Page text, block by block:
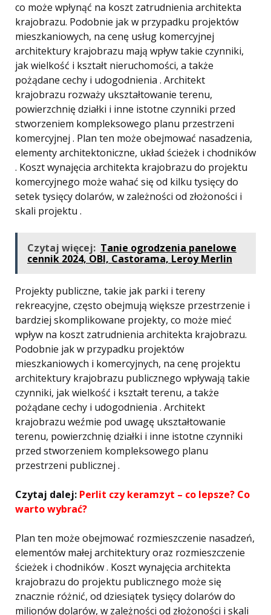
co może wpłynąć na koszt zatrudnienia architekta
krajobrazu. Podobnie jak w przypadku projektów
mieszkaniowych, na cenę usług komercyjnej
architektury krajobrazu mają wpływ takie czynniki,
jak wielkość i kształt nieruchomości, a także
pożądane cechy i udogodnienia . Architekt
krajobrazu rozważy ukształtowanie terenu,
powierzchnię działki i inne istotne czynniki przed
stworzeniem kompleksowego planu przestrzeni
komercyjnej . Plan ten może obejmować nasadzenia,
elementy architektoniczne, układ ścieżek i chodników
. Koszt wynajęcia architekta krajobrazu do projektu
komercyjnego może wahać się od kilku tysięcy do
setek tysięcy dolarów, w zależności od złożoności i
skali projektu .
Czytaj więcej: Tanie ogrodzenia panelowe
cennik 2024, OBI, Castorama, Leroy Merlin
Projekty publiczne, takie jak parki i tereny
rekreacyjne, często obejmują większe przestrzenie i
bardziej skomplikowane projekty, co może mieć
wpływ na koszt zatrudnienia architekta krajobrazu.
Podobnie jak w przypadku projektów
mieszkaniowych i komercyjnych, na cenę projektu
architektury krajobrazu publicznego wpływają takie
czynniki, jak wielkość i kształt terenu, a także
pożądane cechy i udogodnienia . Architekt
krajobrazu weźmie pod uwagę ukształtowanie
terenu, powierzchnię działki i inne istotne czynniki
przed stworzeniem kompleksowego planu
przestrzeni publicznej .
Czytaj dalej: Perlit czy keramzyt – co lepsze? Co
warto wybrać?
Plan ten może obejmować rozmieszczenie nasadzeń,
elementów małej architektury oraz rozmieszczenie
ścieżek i chodników . Koszt wynajęcia architekta
krajobrazu do projektu publicznego może się
znacznie różnić, od dziesiątek tysięcy dolarów do
milionów dolarów, w zależności od złożoności i skali